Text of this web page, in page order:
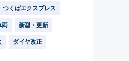
つくばエクスプレス
両 新型・更新
ダイヤ改正